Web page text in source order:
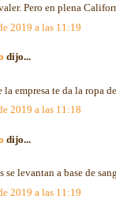
Pero en plena
2019 a las 11:19
dijo...
la empresa te da la ropa
2019 a las 11:18
dijo...
se levantan a base de
2019 a las 11:19